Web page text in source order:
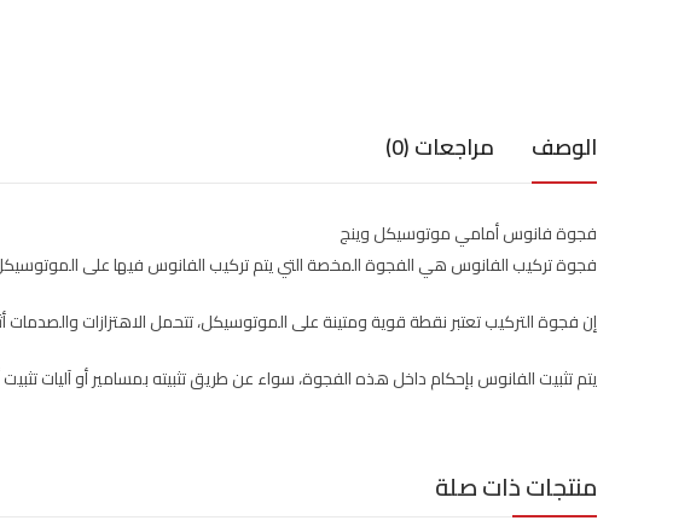
الوصف مراجعات (0)
فجوة فانوس أمامي موتوسيكل وينج
فجوة تركيب الفانوس هي الفجوة المخصة التي يتم تركيب الفانوس فيها على
إن فجوة التركيب تعتبر نقطة قوية ومتينة على الموتوسيكل، تتحمل الاهتزازات
يتم تثبيت الفانوس بإحكام داخل هذه الفجوة، سواء عن طريق تثبيته بمسامير أو آليات
منتجات ذات صلة